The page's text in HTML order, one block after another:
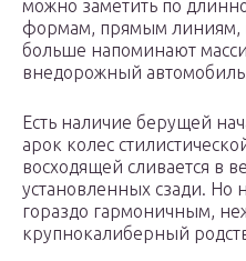
можно заметить по
формам, прямым линиям,
больше напоминают
внедорожный
Есть наличие берущей
арок колес
восходящей сливается в
установленных сзади. Но
гораздо гармоничным,
крупнокалиберный